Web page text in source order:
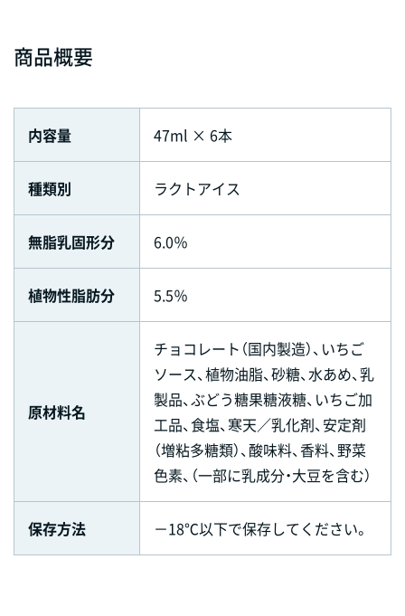
商品概要
内容量 47ml × 6本
種類別 ラクトアイス
無脂乳固形分 6.0％
植物性脂肪分 5.5％
原材料名
チョコレート（国内製造）、いちご
ソース、植物油脂、砂糖、水あめ、乳
製品、ぶどう糖果糖液糖、いちご加
工品、食塩、寒天／乳化剤、安定剤
（増粘多糖類）、酸味料、香料、野菜
色素、（一部に乳成分・大豆を含む）
保存方法 －18℃以下で保存してください。